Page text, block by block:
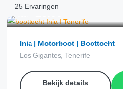
25 Ervaringen
€28.00
Inia | Motorboot | Boottocht
Los Gigantes, Tenerife
Bekijk details